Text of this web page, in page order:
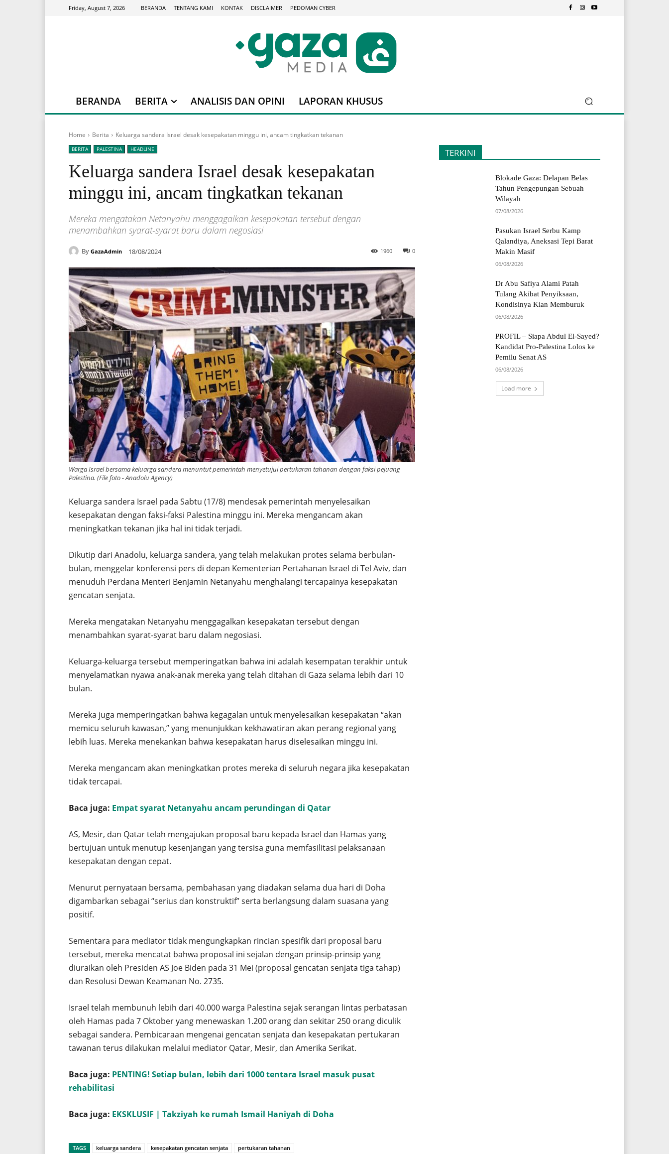
Friday, August 7, 2026 BERANDA TENTANG KAMI KONTAK DISCLAIMER PEDOMAN CYBER
BERANDA BERITA ANALISIS DAN OPINI LAPORAN KHUSUS
Home Berita Keluarga sandera Israel desak kesepakatan minggu ini, ancam tingkatkan tekanan
BERITA PALESTINA HEADLINE
Keluarga sandera Israel desak kesepakatan
minggu ini, ancam tingkatkan tekanan
Mereka mengatakan Netanyahu menggagalkan kesepakatan tersebut dengan
menambahkan syarat-syarat baru dalam negosiasi
By GazaAdmin 18/08/2024 0
1960
Warga Israel bersama keluarga sandera menuntut pemerintah menyetujui pertukaran tahanan dengan faksi pejuang
Palestina. (File foto - Anadolu Agency)
Keluarga sandera Israel pada Sabtu (17/8) mendesak pemerintah menyelesaikan
kesepakatan dengan faksi-faksi Palestina minggu ini. Mereka mengancam akan
meningkatkan tekanan jika hal ini tidak terjadi.
Dikutip dari Anadolu, keluarga sandera, yang telah melakukan protes selama berbulan-
bulan, menggelar konferensi pers di depan Kementerian Pertahanan Israel di Tel Aviv, dan
menuduh Perdana Menteri Benjamin Netanyahu menghalangi tercapainya kesepakatan
gencatan senjata.
Mereka mengatakan Netanyahu menggagalkan kesepakatan tersebut dengan
menambahkan syarat-syarat baru dalam negosiasi.
Keluarga-keluarga tersebut memperingatkan bahwa ini adalah kesempatan terakhir untuk
menyelamatkan nyawa anak-anak mereka yang telah ditahan di Gaza selama lebih dari 10
bulan.
Mereka juga memperingatkan bahwa kegagalan untuk menyelesaikan kesepakatan “akan
memicu seluruh kawasan,” yang menunjukkan kekhawatiran akan perang regional yang
lebih luas. Mereka menekankan bahwa kesepakatan harus diselesaikan minggu ini.
Mereka mengancam akan meningkatkan protes mereka di seluruh negara jika kesepakatan
tidak tercapai.
Baca juga: Empat syarat Netanyahu ancam perundingan di Qatar
AS, Mesir, dan Qatar telah mengajukan proposal baru kepada Israel dan Hamas yang
bertujuan untuk menutup kesenjangan yang tersisa guna memfasilitasi pelaksanaan
kesepakatan dengan cepat.
Menurut pernyataan bersama, pembahasan yang diadakan selama dua hari di Doha
digambarkan sebagai “serius dan konstruktif” serta berlangsung dalam suasana yang
positif.
Sementara para mediator tidak mengungkapkan rincian spesifik dari proposal baru
tersebut, mereka mencatat bahwa proposal ini sejalan dengan prinsip-prinsip yang
diuraikan oleh Presiden AS Joe Biden pada 31 Mei (proposal gencatan senjata tiga tahap)
dan Resolusi Dewan Keamanan No. 2735.
Israel telah membunuh lebih dari 40.000 warga Palestina sejak serangan lintas perbatasan
oleh Hamas pada 7 Oktober yang menewaskan 1.200 orang dan sekitar 250 orang diculik
sebagai sandera. Pembicaraan mengenai gencatan senjata dan kesepakatan pertukaran
tawanan terus dilakukan melalui mediator Qatar, Mesir, dan Amerika Serikat.
Baca juga: PENTING! Setiap bulan, lebih dari 1000 tentara Israel masuk pusat
rehabilitasi
Baca juga: EKSKLUSIF | Takziyah ke rumah Ismail Haniyah di Doha
TAGS keluarga sandera kesepakatan gencatan senjata pertukaran tahanan
TERKINI
Blokade Gaza: Delapan Belas
Tahun Pengepungan Sebuah
Wilayah
07/08/2026
Pasukan Israel Serbu Kamp
Qalandiya, Aneksasi Tepi Barat
Makin Masif
06/08/2026
Dr Abu Safiya Alami Patah
Tulang Akibat Penyiksaan,
Kondisinya Kian Memburuk
06/08/2026
PROFIL – Siapa Abdul El-Sayed?
Kandidat Pro-Palestina Lolos ke
Pemilu Senat AS
06/08/2026
Load more